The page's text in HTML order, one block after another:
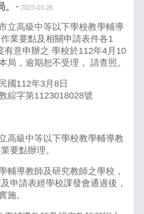
。- 2023-03-28
立高級中等以下學校教學輔導
業要點及相關申請表件各1
有意申辦之 學校於112年4月10
局，逾期恕不受理， 請查照。
國112年3月8日
綜字第1123018028號
高級中等以下學校教學輔導教
要點辦理。
輔導教師及研究教師之學校，
申請表經學校課發會通過後，
施。